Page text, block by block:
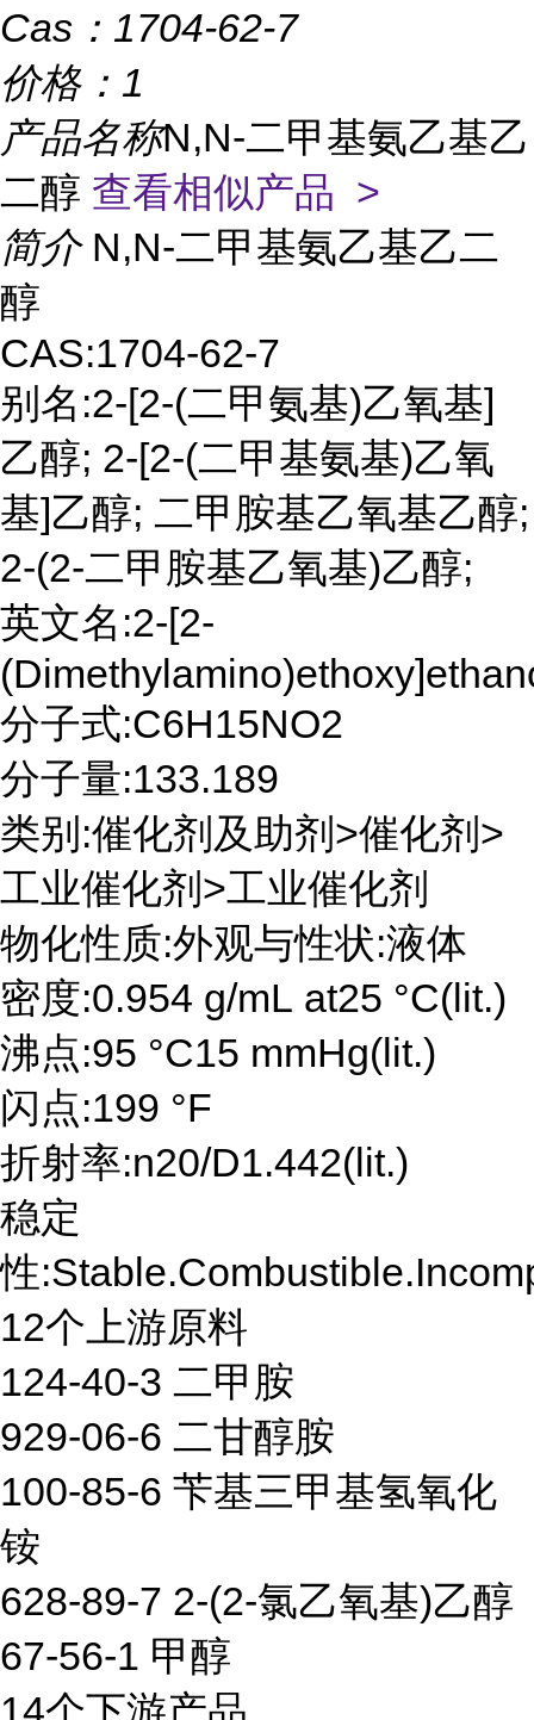
Cas： 1704-62-7
价格： 1
产品名称N,N-二甲基氨乙基乙
二醇 查看相似产品 >
简介 N,N-二甲基氨乙基乙二
醇
CAS:1704-62-7
别名:2-[2-(二甲氨基)乙氧基]
乙醇; 2-[2-(二甲基氨基)乙氧
基]乙醇; 二甲胺基乙氧基乙醇;
2-(2-二甲胺基乙氧基)乙醇;
英文名:2-[2-
分子式:C6H15NO2
分子量:133.189
类别:催化剂及助剂>催化剂>
工业催化剂>工业催化剂
物化性质:外观与性状:液体
密度:0.954 g/mL at25 °C(lit.)
沸点:95 °C15 mmHg(lit.)
闪点:199 °F
折射率:n20/D1.442(lit.)
稳定
性
12个上游原料
124-40-3 二甲胺
929-06-6 二甘醇胺
100-85-6 苄基三甲基氢氧化
铵
628-89-7 2-(2-氯乙氧基)乙醇
67-56-1 甲醇
14个下游产品